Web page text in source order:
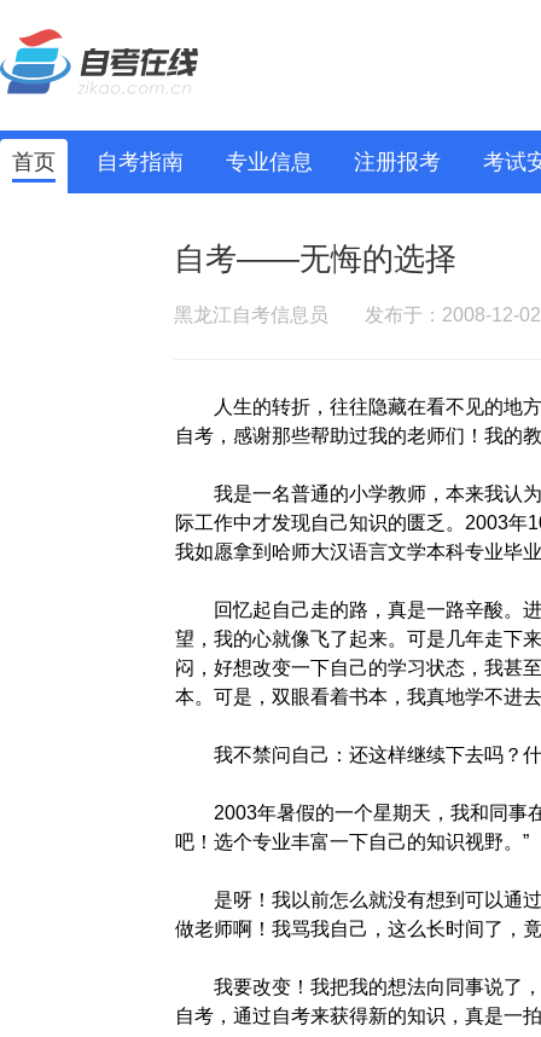
首页 自考指南 专业信息 注册报考 考试
自考——无悔的选择
黑龙江自考信息员 发布于：2008-12-02
人生的转折，往往隐藏在看不见的地方
自考，感谢那些帮助过我的老师们！我的
我是一名普通的小学教师，本来我认为
际工作中才发现自己知识的匮乏。2003年
我如愿拿到哈师大汉语言文学本科专业毕
回忆起自己走的路，真是一路辛酸。进
望，我的心就像飞了起来。可是几年走下
闷，好想改变一下自己的学习状态，我甚
本。可是，双眼看着书本，我真地学不进
我不禁问自己：还这样继续下去吗？什
2003年暑假的一个星期天，我和同事在
吧！选个专业丰富一下自己的知识视野。”
是呀！我以前怎么就没有想到可以通过
做老师啊！我骂我自己，这么长时间了，
我要改变！我把我的想法向同事说了，
自考，通过自考来获得新的知识，真是一